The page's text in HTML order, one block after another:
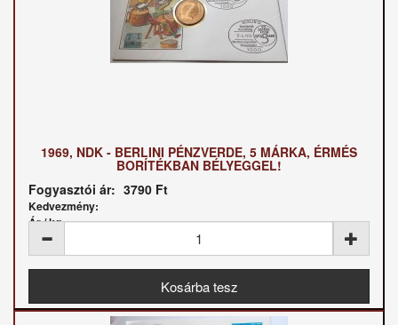
1969, NDK - BERLINI PÉNZVERDE, 5 MÁRKA, ÉRMÉS
BORÍTÉKBAN BÉLYEGGEL!
Fogyasztói ár: 3790 Ft
Kedvezmény:
Ár / kg: